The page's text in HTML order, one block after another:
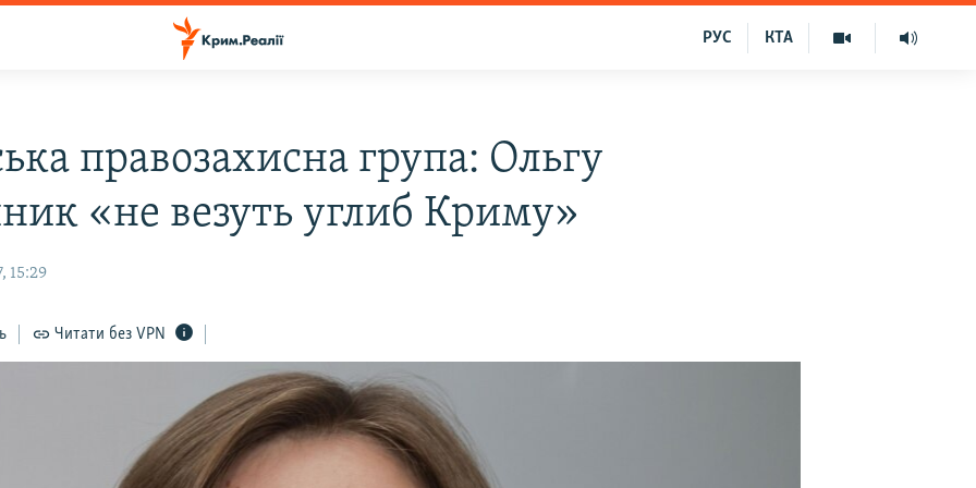
КТА
РУС
правозахисна група: Ольгу
«не везуть углиб Криму»
15:29
Читати без VPN